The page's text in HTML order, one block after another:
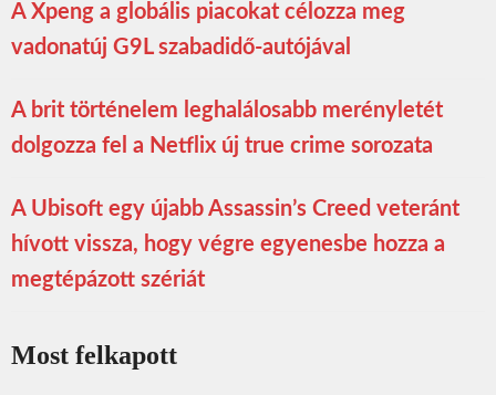
A Xpeng a globális piacokat célozza meg
vadonatúj G9L szabadidő-autójával
A brit történelem leghalálosabb merényletét
dolgozza fel a Netflix új true crime sorozata
A Ubisoft egy újabb Assassin’s Creed veteránt
hívott vissza, hogy végre egyenesbe hozza a
megtépázott szériát
Most felkapott